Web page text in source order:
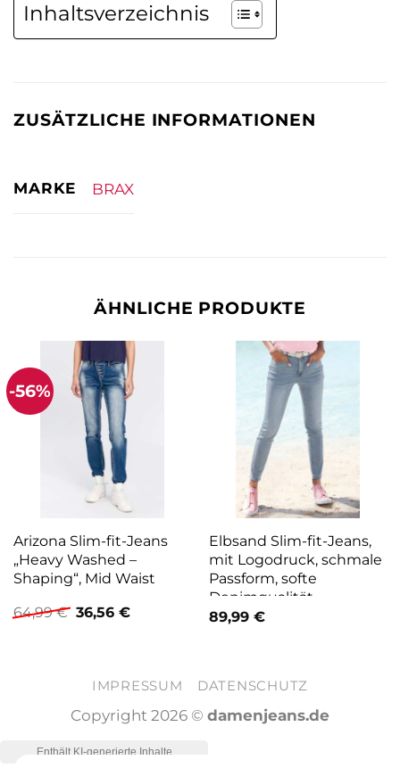
Inhaltsverzeichnis
ZUSÄTZLICHE INFORMATIONEN
MARKE BRAX
ÄHNLICHE PRODUKTE
-56%
Arizona Slim-fit-Jeans
„Heavy Washed –
Shaping“, Mid Waist
64,99€ Ursprünglicher
Preis
36,56 €Aktueller
Elbsand Slim-fit-Jeans,
mit Logodruck, schmale
Passform, softe
Denimqualität
89,99 €
IMPRESSUM DATENSCHUTZ
Copyright 2026 © damenjeans.de